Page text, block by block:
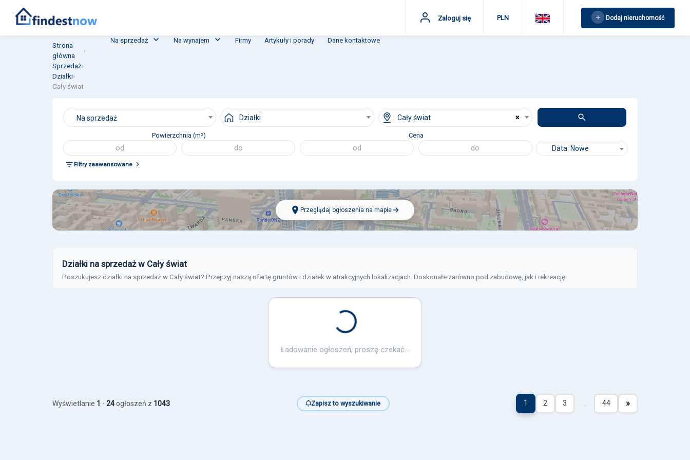
Dodaj nieruchomość
PLN
Zaloguj się
Na sprzedaż Na wynajem Firmy Artykuły i porady Dane kontaktowe
Strona
główna
›
Sprzedaż›
Działki›
Cały świat
Na sprzedaż Działki ×
Cały świat
Powierzchnia (m²) Cena
Filtry zaawansowane
Data: Nowe
Przeglądaj ogłoszenia na mapie
Działki na sprzedaż w Cały świat
Poszukujesz działki na sprzedaż w Cały świat? Przejrzyj naszą ofertę gruntów i działek w atrakcyjnych lokalizacjach. Doskonałe zarówno pod zabudowę, jak i rekreację.
Loading...
Ładowanie ogłoszeń, proszę czekać...
Wyświetlanie 1 - 24ogłoszeń z 1043 Zapisz to wyszukiwanie 1 2 3 … 44 »